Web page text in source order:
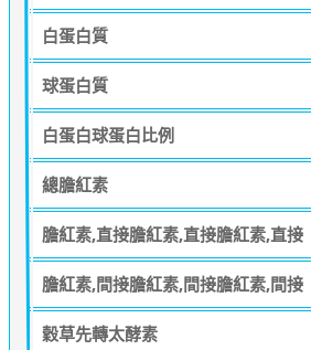
白蛋白質
球蛋白質
白蛋白球蛋白比例
總膽紅素
膽紅素,直接膽紅素,直接膽紅素,直接
膽紅素,間接膽紅素,間接膽紅素,間接
穀草先轉太酵素